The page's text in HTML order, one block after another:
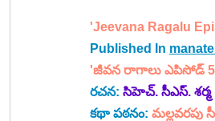
'Jeevana Ragalu
Published In
'జీవన రాగాలు ఎపిసోడ్
రచన: సిహెచ్. సీఎస్. శర్మ
కథా పఠనం: మల్లవరపు